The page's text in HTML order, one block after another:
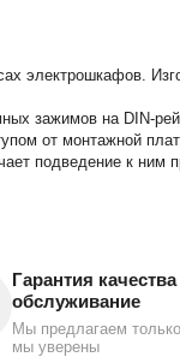
электрошкафов.
зажимов на DIN-
от монтажной
подведение к ним
Гарантия
обслуживание
Мы предлагаем
мы уверены